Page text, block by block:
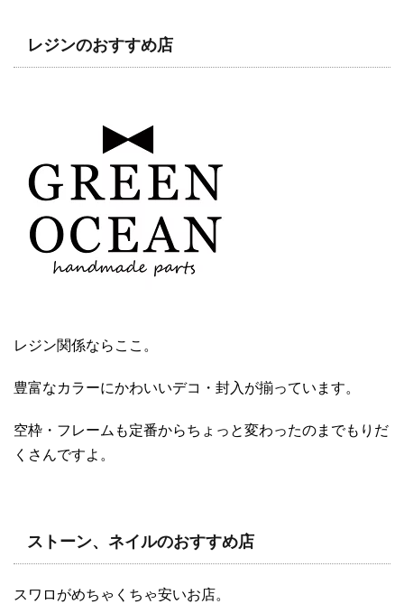
レジンのおすすめ店
レジン関係ならここ。
豊富なカラーにかわいいデコ・封入が揃っています。
空枠・フレームも定番からちょっと変わったのまでもりだ
くさんですよ。
ストーン、ネイルのおすすめ店
スワロがめちゃくちゃ安いお店。